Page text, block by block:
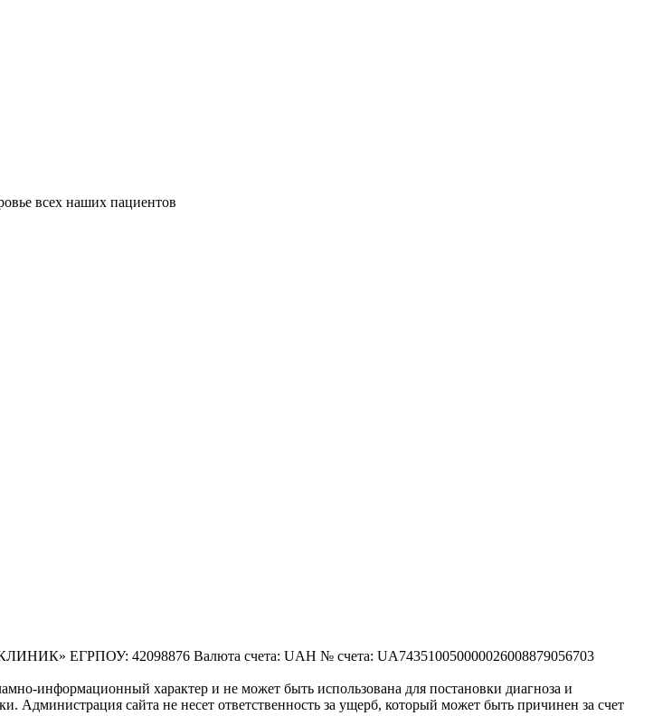
всех наших пациентов
42098876 Валюта счета: UAH № счета: UA743510050000026008879056703
информационный характер и не может быть использована для постановки диагноза и
Администрация сайта не несет ответственность за ущерб, который может быть причинен за счет